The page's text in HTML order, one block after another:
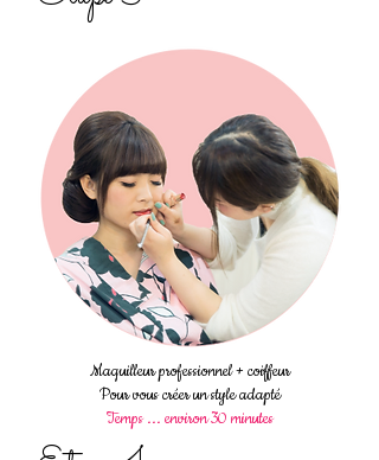
Maquilleur professionnel + coiffeur
Pour vous créer un style adapté
Temps ... environ 30 minutes